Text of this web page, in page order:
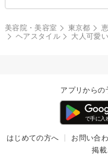
美容院・美容室 東京都
ヘアスタイル
大人可愛
アプリからの
はじめての方へ お問い合
掲載